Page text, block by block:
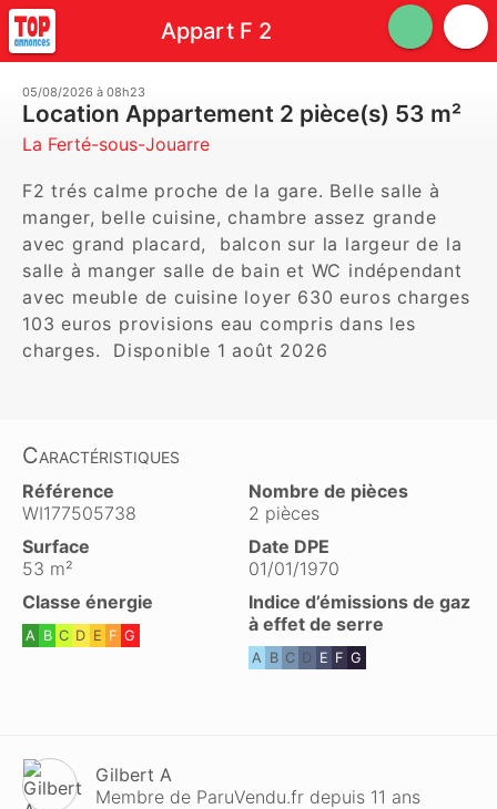
Appart F 2
05/08/2026 à 08h23
Location Appartement 2 pièce(s) 53 m²
La Ferté-sous-Jouarre
F2 trés calme proche de la gare. Belle salle à
manger, belle cuisine, chambre assez grande
avec grand placard,  balcon sur la largeur de la
salle à manger salle de bain et WC indépendant
avec meuble de cuisine loyer 630 euros charges
103 euros provisions eau compris dans les
charges.  Disponible 1 août 2026
Caractéristiques
Référence
WI177505738
Nombre de pièces
2 pièces
Surface
53 m²
Date DPE
01/01/1970
Classe énergie
A B C D E F G
Indice d’émissions de gaz
à effet de serre
A B C D E F G
Gilbert A
Membre de ParuVendu.fr depuis 11 ans